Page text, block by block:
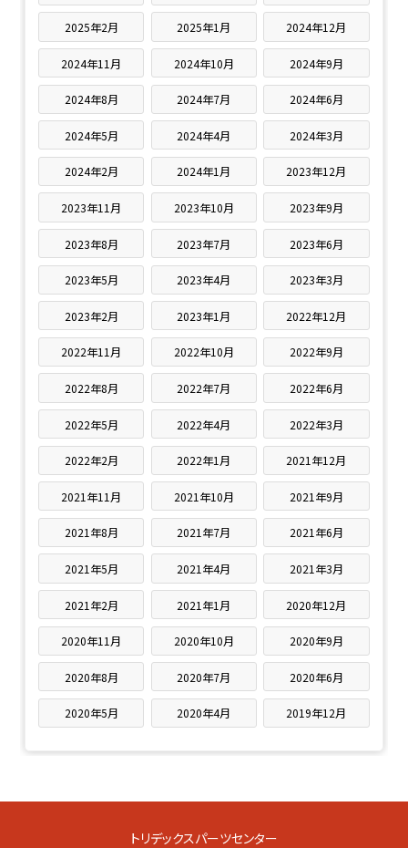
2025年2月 2025年1月 2024年12月
2024年11月 2024年10月 2024年9月
2024年8月 2024年7月 2024年6月
2024年5月 2024年4月 2024年3月
2024年2月 2024年1月 2023年12月
2023年11月 2023年10月 2023年9月
2023年8月 2023年7月 2023年6月
2023年5月 2023年4月 2023年3月
2023年2月 2023年1月 2022年12月
2022年11月 2022年10月 2022年9月
2022年8月 2022年7月 2022年6月
2022年5月 2022年4月 2022年3月
2022年2月 2022年1月 2021年12月
2021年11月 2021年10月 2021年9月
2021年8月 2021年7月 2021年6月
2021年5月 2021年4月 2021年3月
2021年2月 2021年1月 2020年12月
2020年11月 2020年10月 2020年9月
2020年8月 2020年7月 2020年6月
2020年5月 2020年4月 2019年12月
トリデックスパーツセンター